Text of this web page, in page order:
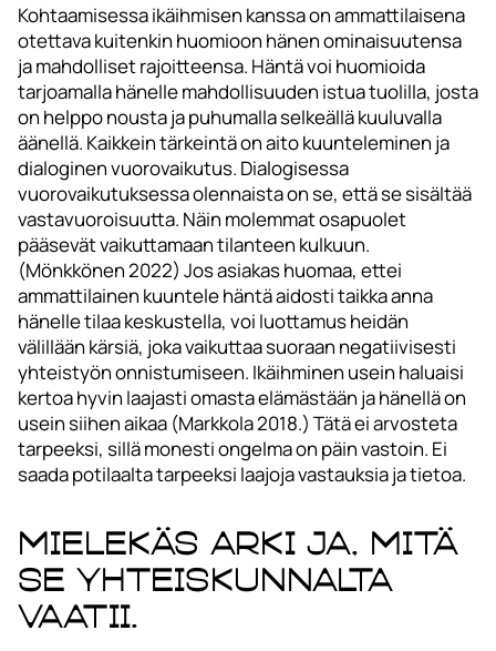
Kohtaamisessa ikäihmisen kanssa on ammattilaisena
otettava kuitenkin huomioon hänen ominaisuutensa
ja mahdolliset rajoitteensa. Häntä voi huomioida
tarjoamalla hänelle mahdollisuuden istua tuolilla, josta
on helppo nousta ja puhumalla selkeällä kuuluvalla
äänellä. Kaikkein tärkeintä on aito kuunteleminen ja
dialoginen vuorovaikutus. Dialogisessa
vuorovaikutuksessa olennaista on se, että se sisältää
vastavuoroisuutta. Näin molemmat osapuolet
pääsevät vaikuttamaan tilanteen kulkuun.
(Mönkkönen 2022) Jos asiakas huomaa, ettei
ammattilainen kuuntele häntä aidosti taikka anna
hänelle tilaa keskustella, voi luottamus heidän
välillään kärsiä, joka vaikuttaa suoraan negatiivisesti
yhteistyön onnistumiseen. Ikäihminen usein haluaisi
kertoa hyvin laajasti omasta elämästään ja hänellä on
usein siihen aikaa (Markkola 2018.) Tätä ei arvosteta
tarpeeksi, sillä monesti ongelma on päin vastoin. Ei
saada potilaalta tarpeeksi laajoja vastauksia ja tietoa.
Mielekäs arki ja, mitä
se yhteiskunnalta
vaatii.